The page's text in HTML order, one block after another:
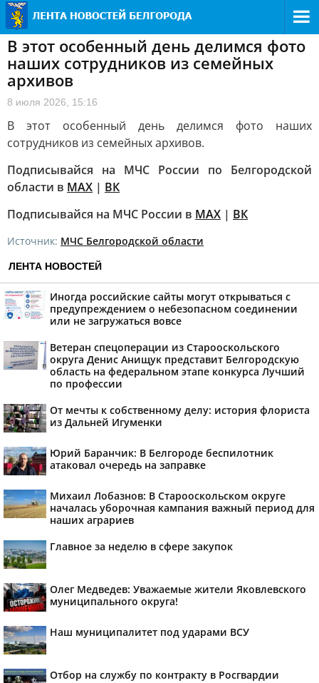
В этот особенный день делимся фото
наших сотрудников из семейных
архивов
8 июля 2026, 15:16
В этот особенный день делимся фото наших
сотрудников из семейных архивов.
Подписывайся на МЧС России по Белгородской
области в MAX | ВК
Подписывайся на МЧС России в MAX | ВК
Источник: МЧС Белгородской области
ЛЕНТА НОВОСТЕЙ
Иногда российские сайты могут открываться с
предупреждением о небезопасном соединении
или не загружаться вовсе
Ветеран спецоперации из Старооскольского
округа Денис Анищук представит Белгородскую
область на федеральном этапе конкурса Лучший
по профессии
От мечты к собственному делу: история флориста
из Дальней Игуменки
Юрий Баранчик: В Белгороде беспилотник
атаковал очередь на заправке
Михаил Лобазнов: В Старооскольском округе
началась уборочная кампания важный период для
наших аграриев
Главное за неделю в сфере закупок
Олег Медведев: Уважаемые жители Яковлевского
муниципального округа!
Наш муниципалитет под ударами ВСУ
Отбор на службу по контракту в Росгвардии